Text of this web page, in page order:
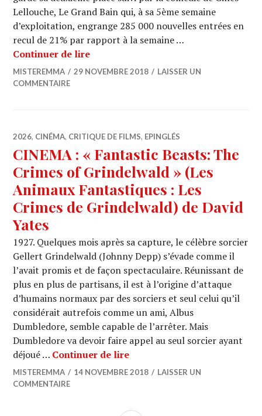
Lellouche, Le Grand Bain qui, à sa 5ème semaine
d’exploitation, engrange 285 000 nouvelles entrées en
recul de 21% par rapport à la semaine …
Continuer de lireBOX OFFICE : Fantastic Beasts:
MISTEREMMA 29 NOVEMBRE 2018
LAISSER UN
COMMENTAIRE
2026, CINÉMA, CRITIQUE DE FILMS, EPINGLÉS
CINEMA : « Fantastic Beasts: The
Crimes of Grindelwald » (Les
Animaux Fantastiques : Les
Crimes de Grindelwald) de David
Yates
1927. Quelques mois après sa capture, le célèbre sorcier
Gellert Grindelwald (Johnny Depp) s’évade comme il
l’avait promis et de façon spectaculaire. Réunissant de
plus en plus de partisans, il est à l’origine d’attaque
d’humains normaux par des sorciers et seul celui qu’il
considérait autrefois comme un ami, Albus
Dumbledore, semble capable de l’arrêter. Mais
Dumbledore va devoir faire appel au seul sorcier ayant
déjoué … Continuer de lireCINEMA : « Fantastic
MISTEREMMA 14 NOVEMBRE 2018
LAISSER UN
COMMENTAIRE